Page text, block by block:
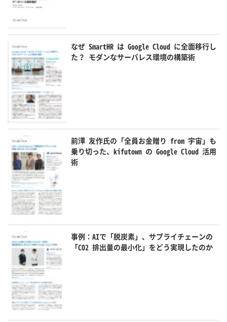
なぜ SmartHR は Google Cloud に全面移行し
た？ モダンなサーバレス環境の構築術
前澤 友作氏の「全員お金贈り from 宇宙」も
乗り切った、kifutown の Google Cloud 活用
術
事例：AIで「脱炭素」、サプライチェーンの
「CO2 排出量の最小化」をどう実現したのか